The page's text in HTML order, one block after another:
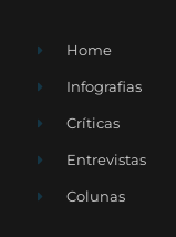
Home
Infografias
Críticas
Entrevistas
Colunas